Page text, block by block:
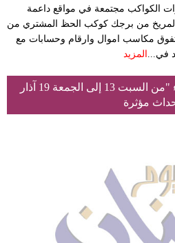
الكواكب مجتمعة في مواقع داعمة
من برجك كوكب الحظ المشتري من
تفوق مكاسب اموال وارقام وحسابات مع
في... المزيد
تنتظر مولود برج "الجوزاء "من السبت 13 إلى الجمعة 19 آذار
مؤثرة